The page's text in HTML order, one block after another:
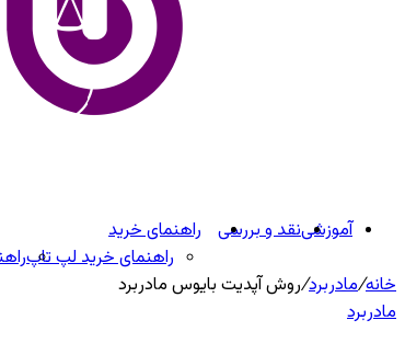
آموزشینقد و بررسی
راهنمای خرید
راهنمای خرید لپ تاپ
خانه/مادربرد/روش آپدیت بایوس مادربرد
مادربرد